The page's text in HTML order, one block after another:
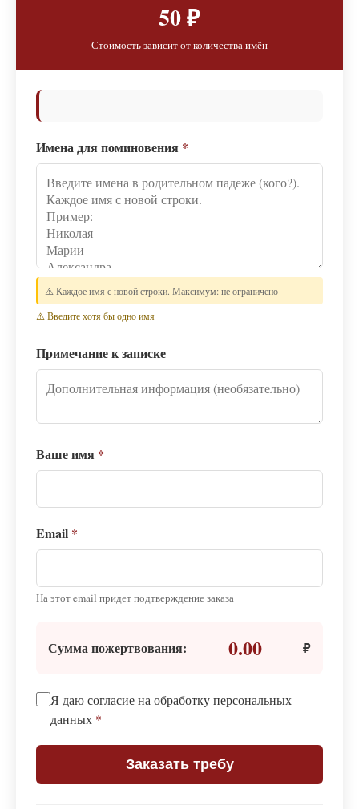
50 ₽
Стоимость зависит от количества имён
Имена для поминовения *
⚠️ Каждое имя с новой строки. Максимум: не ограничено
⚠️ Введите хотя бы одно имя
Примечание к записке
Ваше имя *
Email *
На этот email придет подтверждение заказа
Сумма пожертвования: 0.00 ₽
Я даю согласие на обработку персональных
данных *
Заказать требу